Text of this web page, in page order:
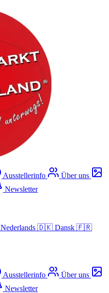
Ausstellerinfo
Über uns
Newsletter
Nederlands 🇩🇰 Dansk 🇫🇷
Ausstellerinfo
Über uns
Newsletter